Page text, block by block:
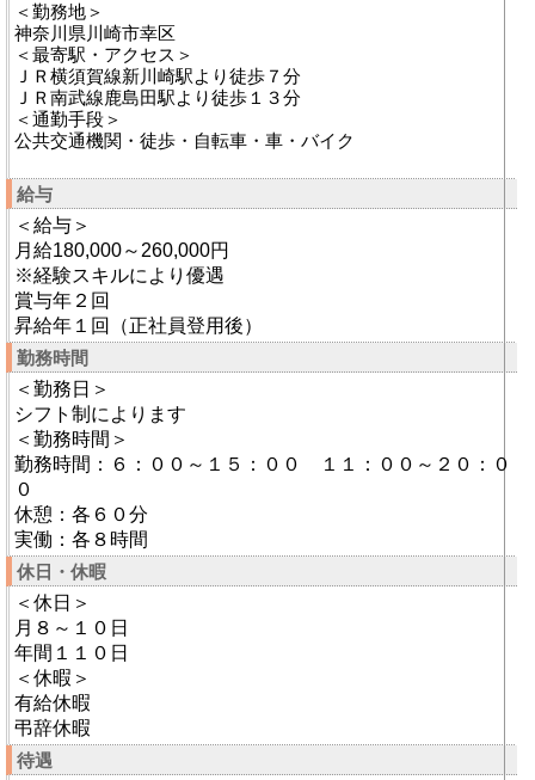
＜勤務地＞
神奈川県川崎市幸区
＜最寄駅・アクセス＞
ＪＲ横須賀線新川崎駅より徒歩７分
ＪＲ南武線鹿島田駅より徒歩１３分
＜通勤手段＞
公共交通機関・徒歩・自転車・車・バイク
給与
＜給与＞
月給180,000～260,000円
※経験スキルにより優遇
賞与年２回
昇給年１回（正社員登用後）
勤務時間
＜勤務日＞
シフト制によります
＜勤務時間＞
勤務時間：６：００～１５：００ １１：００～２０：０
０
休憩：各６０分
実働：各８時間
休日・休暇
＜休日＞
月８～１０日
年間１１０日
＜休暇＞
有給休暇
弔辞休暇
待遇